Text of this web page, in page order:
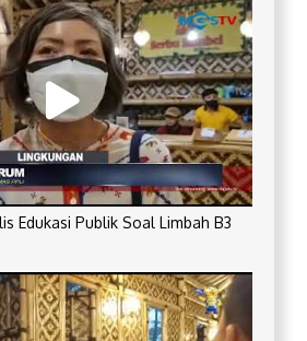
Edukasi Publik Soal Limbah B3